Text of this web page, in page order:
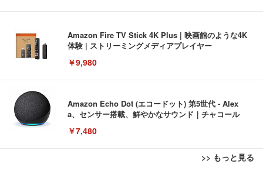
Amazon Fire TV Stick 4K Plus | 映画館のような4K
体験 | ストリーミングメディアプレイヤー
￥9,980
Amazon Echo Dot (エコードット) 第5世代 - Alex
a、センサー搭載、鮮やかなサウンド｜チャコール
￥7,480
>> もっと見る